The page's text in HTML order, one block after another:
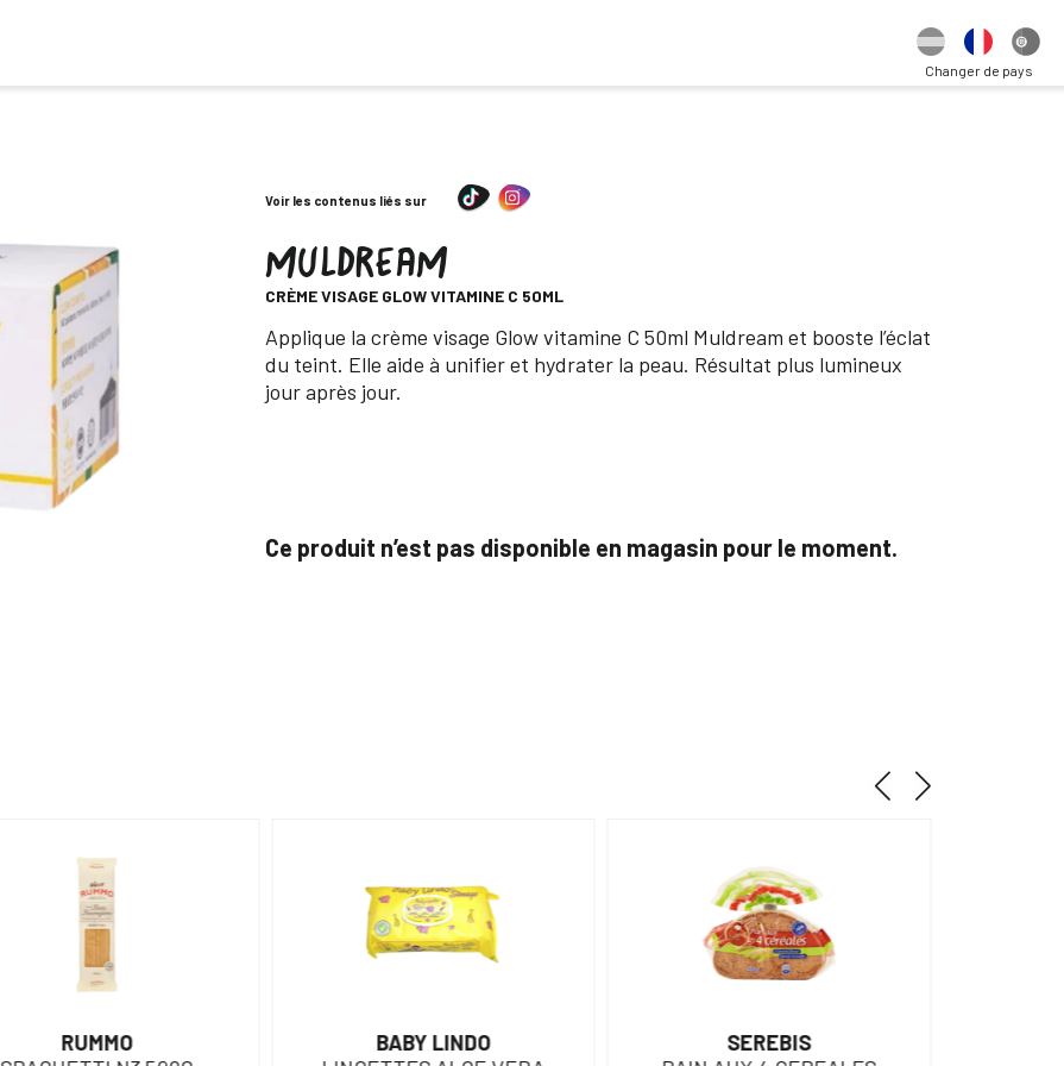
Changer de pays
Voir les contenus liés sur
MULDREAM
CRÈME VISAGE GLOW VITAMINE C 50ML
Descripción
Applique la crème visage Glow vitamine C 50ml Muldream et booste l’éclat
du teint. Elle aide à unifier et hydrater la peau. Résultat plus lumineux
jour après jour.
Ce produit n’est pas disponible en magasin pour le moment.
RUMMO
BABY LINDO
SEREBIS